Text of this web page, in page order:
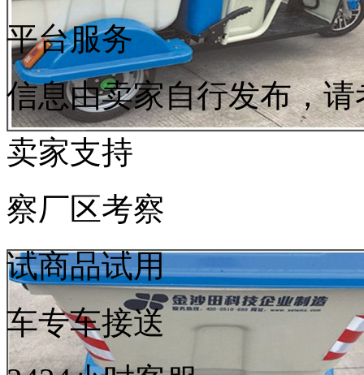
平台服务
信息由卖家自行发布，
卖家支持
察厂区考察
试商品试用
车专车接送